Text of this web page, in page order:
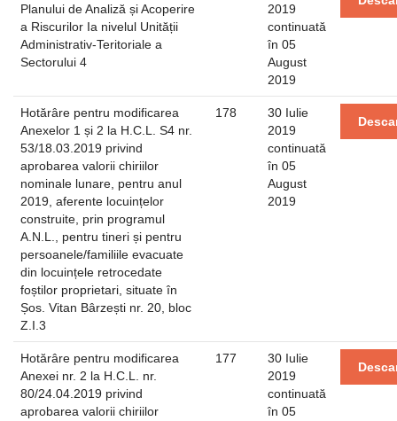
Planului de Analiză și Acoperire
a Riscurilor Ia nivelul Unității
Administrativ-Teritoriale a
Sectorului 4
2019
continuată
în 05
August
2019
Hotărâre pentru modificarea
Anexelor 1 și 2 la H.C.L. S4 nr.
53/18.03.2019 privind
aprobarea valorii chiriilor
nominale lunare, pentru anul
2019, aferente locuințelor
construite, prin programul
A.N.L., pentru tineri și pentru
persoanele/familiile evacuate
din locuințele retrocedate
foștilor proprietari, situate în
Șos. Vitan Bârzești nr. 20, bloc
Z.I.3
178
30 Iulie
2019
continuată
în 05
August
2019
Hotărâre pentru modificarea
Anexei nr. 2 la H.C.L. nr.
80/24.04.2019 privind
aprobarea valorii chiriilor
177
30 Iulie
2019
continuată
în 05